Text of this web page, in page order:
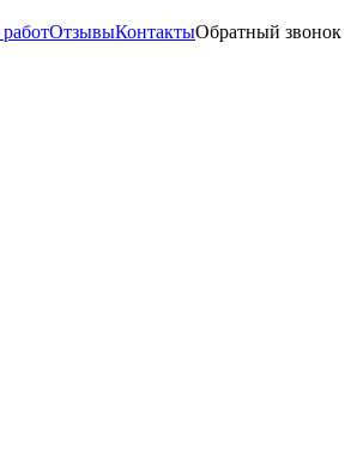
ОтзывыКонтактыОбратный звонок